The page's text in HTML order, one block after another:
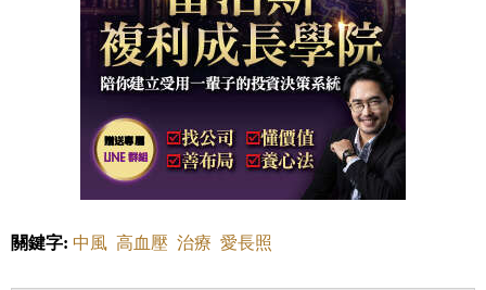
關鍵字: 中風 高血壓 治療 愛長照